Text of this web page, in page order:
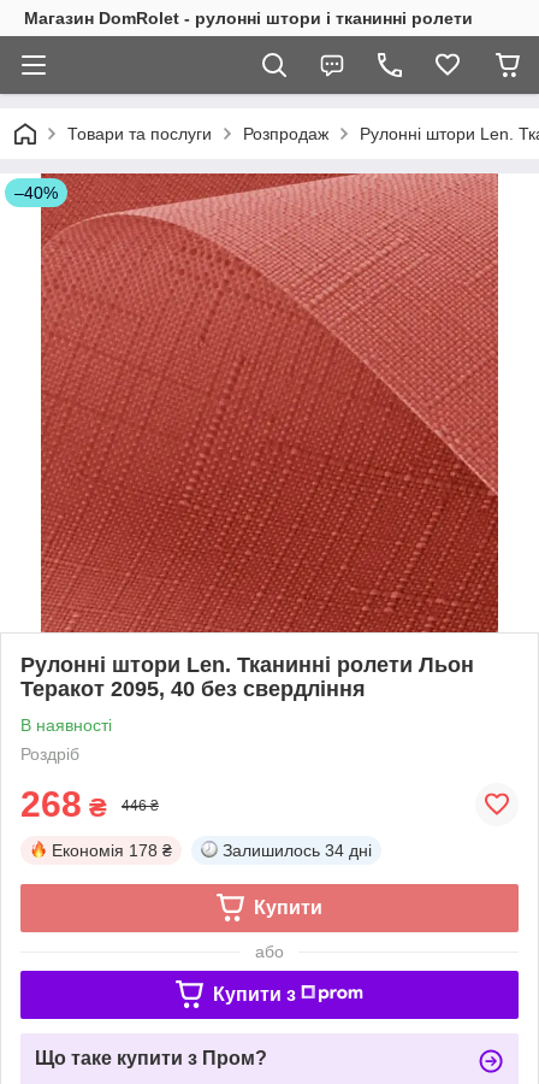
Магазин DomRolet - рулонні штори і тканинні ролети
Товари та послуги Розпродаж Рулонні штори Len.
–40%
Рулонні штори Len. Тканинні ролети Льон
Теракот 2095, 40 без свердління
В наявності
Роздріб
268 ₴ 446 ₴
Економія 178 ₴ Залишилось 34 дні
Купити
або
Купити з
Що таке купити з Пром?